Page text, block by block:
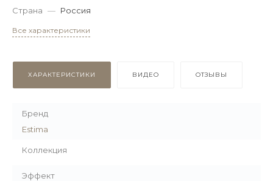
Страна — Россия
Все характеристики
ХАРАКТЕРИСТИКИ ВИДЕО ОТЗЫВЫ
Бренд
Estima
Коллекция
Эффект